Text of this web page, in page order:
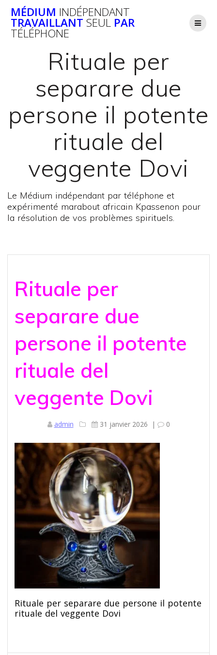
au
contenu
MÉDIUM INDÉPENDANT
TRAVAILLANT SEUL PAR
TÉLÉPHONE
Rituale per
separare due
persone il potente
rituale del
veggente Dovi
Le Médium indépendant par téléphone et
expérimenté marabout africain Kpassenon pour
la résolution de vos problèmes spirituels.
Rituale per
separare due
persone il potente
rituale del
veggente Dovi
admin 31 janvier 2026 | 0
Rituale per separare due persone il potente
rituale del veggente Dovi